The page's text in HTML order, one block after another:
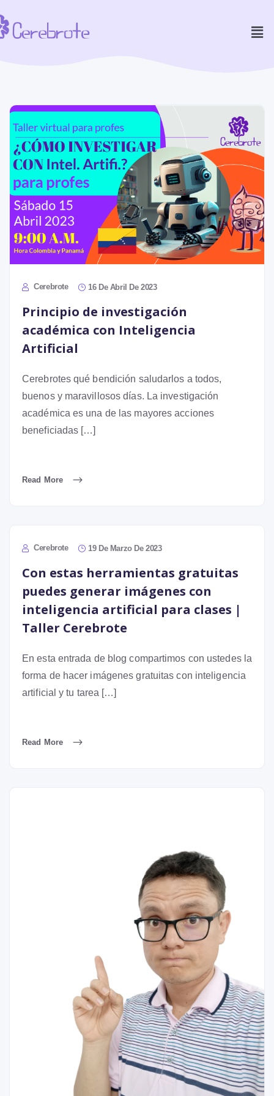
Cerebrote 16 De Abril De 2023
Principio de investigación
académica con Inteligencia
Artificial
Cerebrotes qué bendición saludarlos a todos,
buenos y maravillosos días. La investigación
académica es una de las mayores acciones
beneficiadas […]
Read More
Cerebrote 19 De Marzo De 2023
Con estas herramientas gratuitas
puedes generar imágenes con
inteligencia artificial para clases |
Taller Cerebrote
En esta entrada de blog compartimos con ustedes la
forma de hacer imágenes gratuitas con inteligencia
artificial y tu tarea […]
Read More